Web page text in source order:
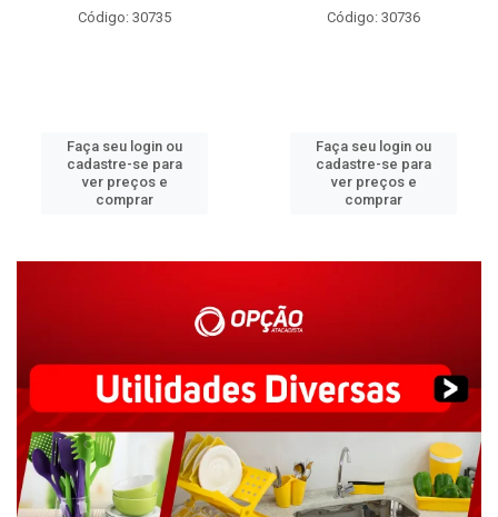
Código: 30735
Faça seu login ou
cadastre-se para
ver preços e
comprar
Código: 30736
Faça seu login ou
cadastre-se para
ver preços e
comprar